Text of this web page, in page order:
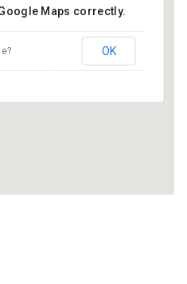
- Edingen-
Maps correctly.
OK